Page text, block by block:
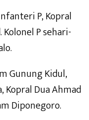
P, Kopral
Kolonel P sehari-
Gunung Kidul,
Kopral Dua Ahmad
Diponegoro.